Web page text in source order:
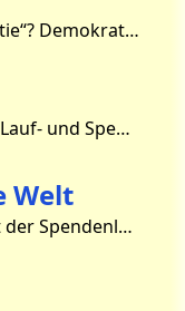
Was bedeutet eigentlich „Demokratie“? Demokratie kommt aus dem Altgriechischen und heißt "Herrschaft des Volkes". Folglich geht in einer Demokratie alle Macht vom Volk aus.
Vielen Dank für Euren großartigen Lauf- und Spendeneinsatz!! Wir sind immer noch am Zusammenrechnen, vielleicht wird es ja ein neues Rekordergebnis. Außerdem wurde uns von Her
Welt
UNESCO In diesem Schuljahr findet der Spendenlauf unserer Schule am 28.Mai statt. Wie in jedem Jahr laufen die Schüler eine entsprechende Anzahl Runden. Zuvor haben sie mit ihren Spon